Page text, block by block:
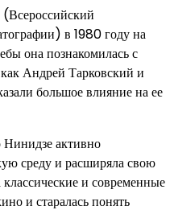
в 1980 году на
она познакомилась с
Андрей Тарковский и
большое влияние на ее
активно
среду и расширяла свою
и современные
и старалась понять